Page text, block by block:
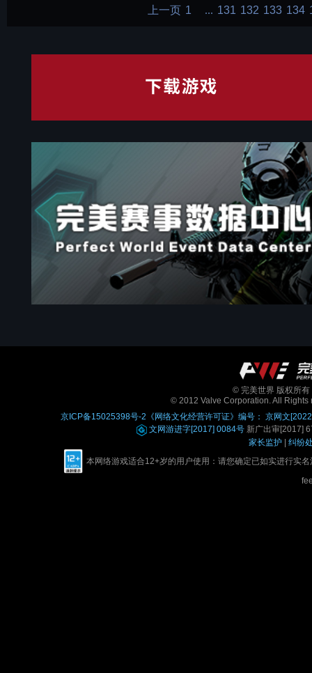
上一页 1 131 132 133 134
© 完美世界 版权所
© 2012 Valve Corporation. All Rights
京ICP备15025398号-2 《网络文化经营许可证》编号： 京网文
文网游进字[2017] 0084号新广出审[2017]
家长监护| 纠纷
本网络游戏适合12+岁的用户使用：请您确定已如实进行实